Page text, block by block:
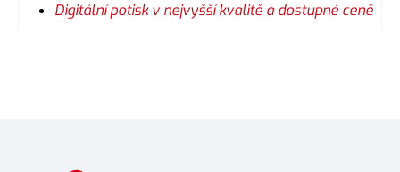
Digitální potisk v nejvyšší kvalitě a dostupné ceně